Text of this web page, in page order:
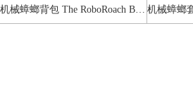
机械蟑螂背包 The RoboRoach Backpack